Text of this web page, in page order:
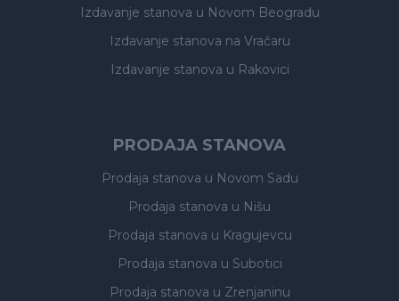
Izdavanje stanova u Novom Beogradu
Izdavanje stanova na Vračaru
Izdavanje stanova u Rakovici
PRODAJA STANOVA
Prodaja stanova u Novom Sadu
Prodaja stanova u Nišu
Prodaja stanova u Kragujevcu
Prodaja stanova u Subotici
Prodaja stanova u Zrenjaninu